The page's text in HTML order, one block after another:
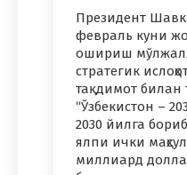
Президент
февраль куни
ошириш
стратегик
тақдимот билан
“Ўзбекистон –
2030 йилга
ялпи ички
миллиард